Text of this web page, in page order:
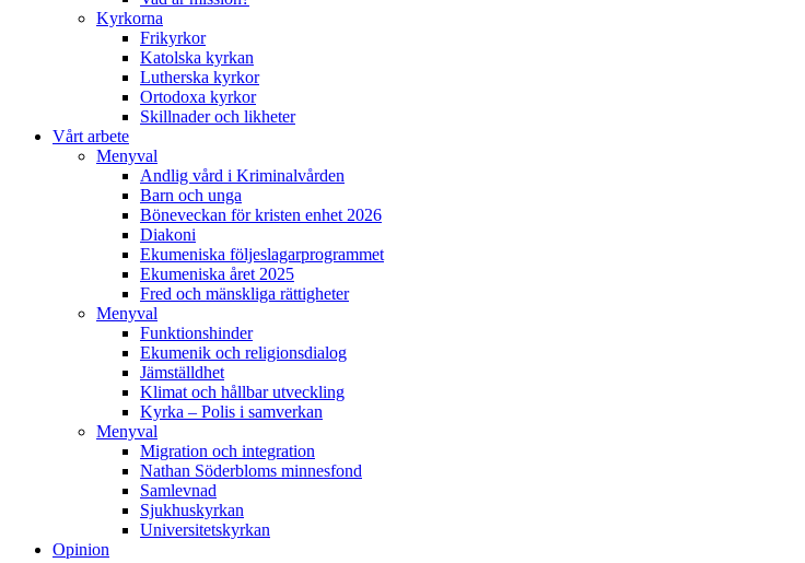
Kyrkorna
Frikyrkor
Katolska kyrkan
Lutherska kyrkor
Ortodoxa kyrkor
Skillnader och likheter
Vårt arbete
Menyval
Andlig vård i Kriminalvården
Barn och unga
Böneveckan för kristen enhet 2026
Diakoni
Ekumeniska följeslagarprogrammet
Ekumeniska året 2025
Fred och mänskliga rättigheter
Menyval
Funktionshinder
Ekumenik och religionsdialog
Jämställdhet
Klimat och hållbar utveckling
Kyrka – Polis i samverkan
Menyval
Migration och integration
Nathan Söderbloms minnesfond
Samlevnad
Sjukhuskyrkan
Universitetskyrkan
Opinion